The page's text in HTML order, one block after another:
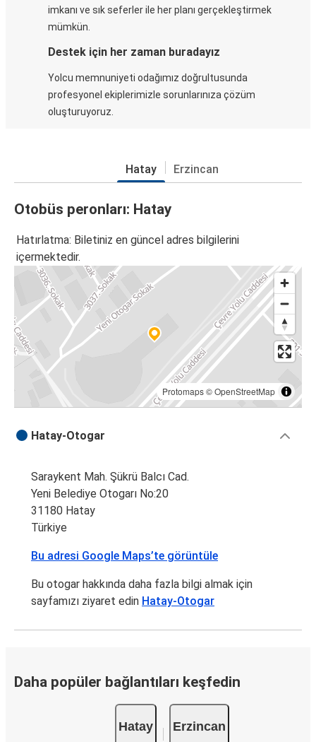
imkanı ve sık seferler ile her planı gerçekleştirmek
mümkün.
Destek için her zaman buradayız
Yolcu memnuniyeti odağımız doğrultusunda
profesyonel ekiplerimizle sorunlarınıza çözüm
oluşturuyoruz.
Hatay Erzincan
Otobüs peronları: Hatay
Hatırlatma: Biletiniz en güncel adres bilgilerini
içermektedir.
Protomaps©OpenStreetMap
Hatay-Otogar
Saraykent Mah. Şükrü Balcı Cad.
Yeni Belediye Otogarı No:20
31180 Hatay
Türkiye
Bu adresi Google Maps’te görüntüle
Bu otogar hakkında daha fazla bilgi almak için
sayfamızı ziyaret edin Hatay-Otogar
Daha popüler bağlantıları keşfedin
Hatay Erzincan